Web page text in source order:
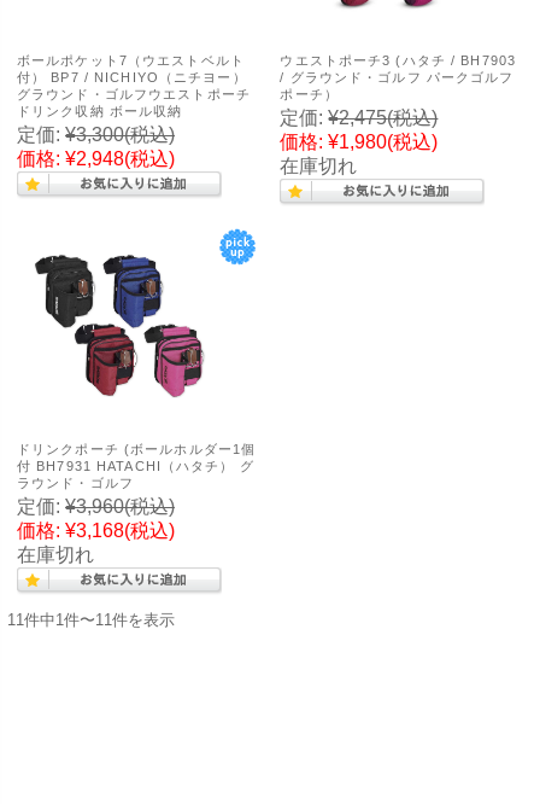
ボールポケット7（ウエストベルト
付） BP7 / NICHIYO（ニチヨー）
グラウンド・ゴルフウエストポーチ
ドリンク収納 ボール収納
定価: ¥3,300(税込)
価格: ¥2,948(税込)
ウエストポーチ3 (ハタチ / BH7903
/ グラウンド・ゴルフ パークゴルフ
ポーチ）
定価: ¥2,475(税込)
価格: ¥1,980(税込)
在庫切れ
ドリンクポーチ (ボールホルダー1個
付 BH7931 HATACHI（ハタチ） グ
ラウンド・ゴルフ
定価: ¥3,960(税込)
価格: ¥3,168(税込)
在庫切れ
11件中1件〜11件を表示